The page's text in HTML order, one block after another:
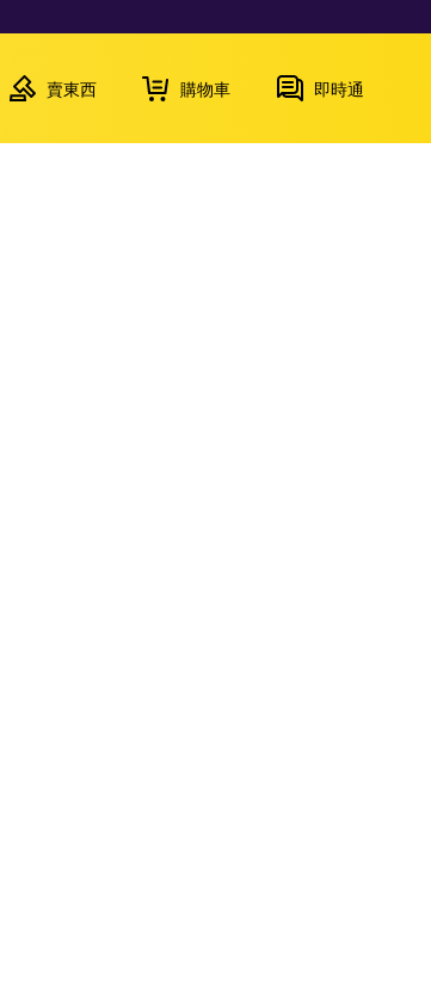
賣東西 購物車 即時通